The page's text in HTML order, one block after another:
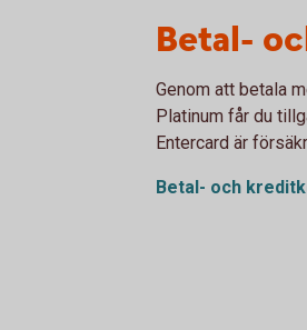
Betal-
Genom att betala
Platinum får du
Entercard är
Betal- och